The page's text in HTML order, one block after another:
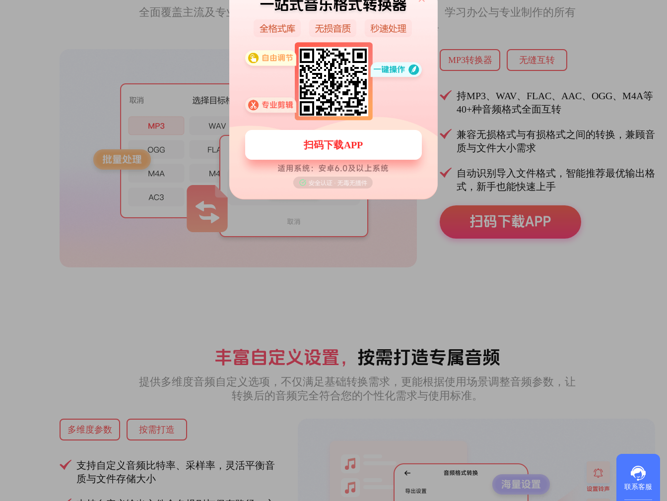
扫码下载APP
全面覆盖主流及专业音频格式，实现无缝互转，满足日常使用、学习办公与专业制作的所有
格式需求，无需额外安装多款工具
MP3转换器 无缝互转
持MP3、WAV、FLAC、AAC、OGG、M4A等
40+种音频格式全面互转
兼容无损格式与有损格式之间的转换，兼顾音
质与文件大小需求
自动识别导入文件格式，智能推荐最优输出格
式，新手也能快速上手
扫码下载APP
丰富自定义设置， 按需打造专属音频
提供多维度音频自定义选项，不仅满足基础转换需求，更能根据使用场景调整音频参数，让
转换后的音频完全符合您的个性化需求与使用标准。
多维度参数 按需打造
支持自定义音频比特率、采样率，灵活平衡音
质与文件存储大小
联系客服